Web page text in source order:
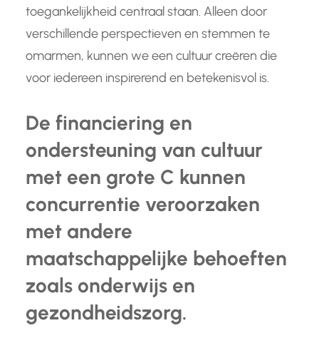
toegankelijkheid centraal staan. Alleen door
verschillende perspectieven en stemmen te
omarmen, kunnen we een cultuur creëren die
voor iedereen inspirerend en betekenisvol is.
De financiering en
ondersteuning van cultuur
met een grote C kunnen
concurrentie veroorzaken
met andere
maatschappelijke behoeften
zoals onderwijs en
gezondheidszorg.